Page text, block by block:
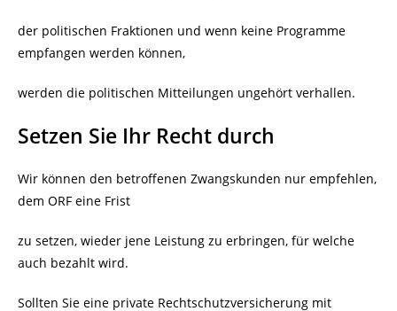
der politischen Fraktionen und wenn keine Programme
empfangen werden können,
werden die politischen Mitteilungen ungehört verhallen.
Setzen Sie Ihr Recht durch
Wir können den betroffenen Zwangskunden nur empfehlen,
dem ORF eine Frist
zu setzen, wieder jene Leistung zu erbringen, für welche
auch bezahlt wird.
Sollten Sie eine private Rechtschutzversicherung mit